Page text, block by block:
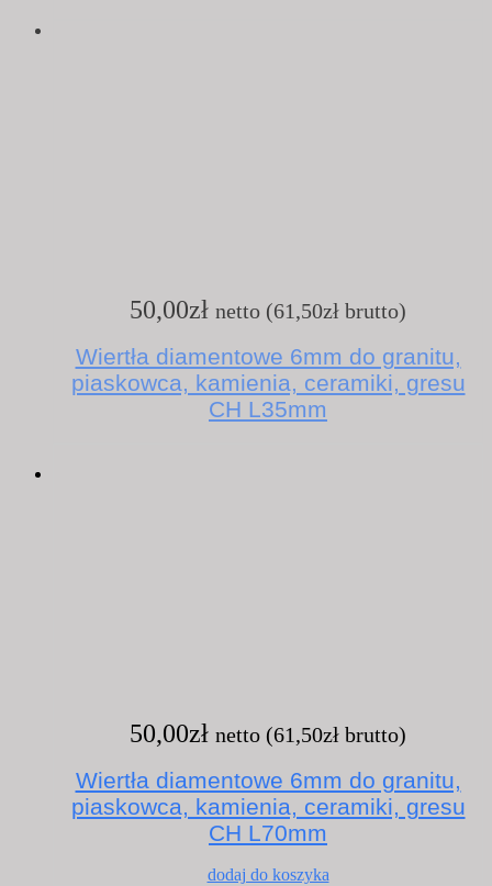
50,00zł netto (61,50zł brutto)
Wiertła diamentowe 6mm do granitu,
piaskowca, kamienia, ceramiki, gresu
CH L35mm
50,00zł netto (61,50zł brutto)
Wiertła diamentowe 6mm do granitu,
piaskowca, kamienia, ceramiki, gresu
CH L70mm
dodaj do koszyka